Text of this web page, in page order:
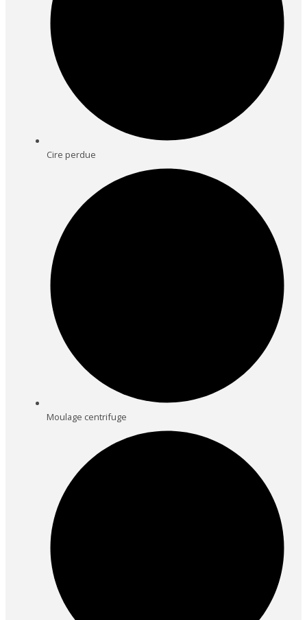
Cire perdue
Moulage centrifuge